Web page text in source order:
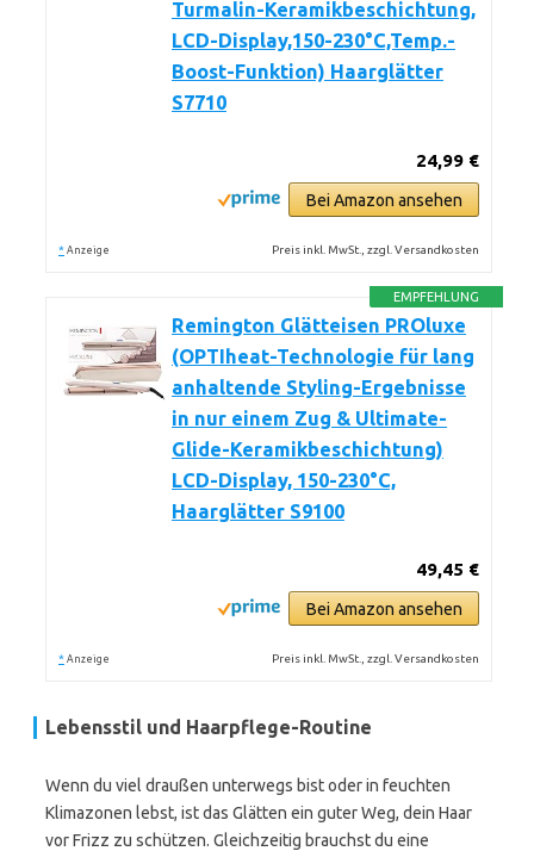
Turmalin-Keramikbeschichtung,
LCD-Display,150-230°C,Temp.-
Boost-Funktion) Haarglätter
S7710
24,99 €
Bei Amazon ansehen
* Anzeige Preis inkl. MwSt., zzgl. Versandkosten
EMPFEHLUNG
Remington Glätteisen PROluxe
(OPTIheat-Technologie für lang
anhaltende Styling-Ergebnisse
in nur einem Zug & Ultimate-
Glide-Keramikbeschichtung)
LCD-Display, 150-230°C,
Haarglätter S9100
49,45 €
Bei Amazon ansehen
* Anzeige Preis inkl. MwSt., zzgl. Versandkosten
Lebensstil und Haarpflege-Routine
Wenn du viel draußen unterwegs bist oder in feuchten
Klimazonen lebst, ist das Glätten ein guter Weg, dein Haar
vor Frizz zu schützen. Gleichzeitig brauchst du eine